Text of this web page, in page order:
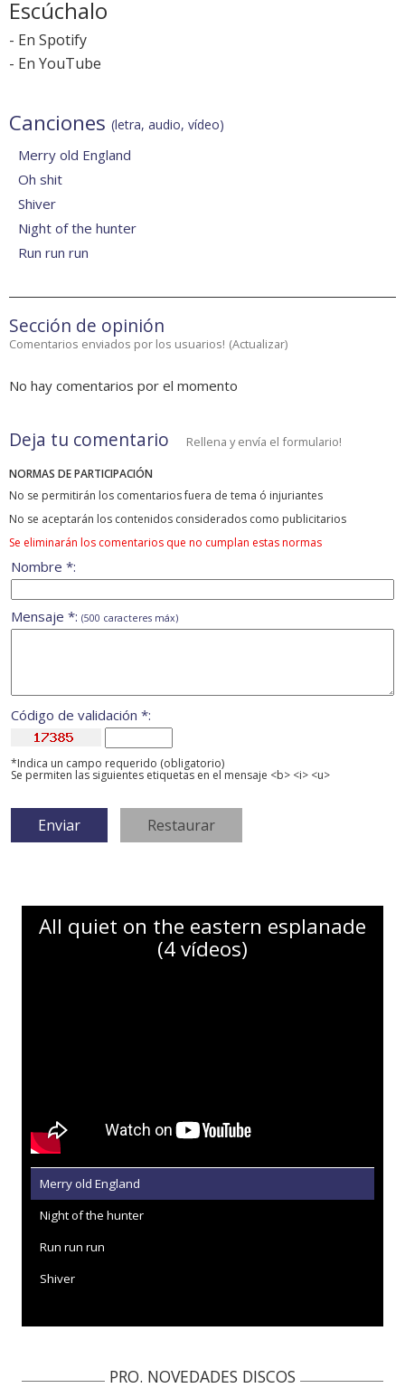
Escúchalo
- En Spotify
- En YouTube
Canciones (letra, audio, vídeo)
Merry old England
Oh shit
Shiver
Night of the hunter
Run run run
Sección de opinión
Comentarios enviados por los usuarios! (Actualizar)
No hay comentarios por el momento
Deja tu comentario Rellena y envía el formulario!
NORMAS DE PARTICIPACIÓN
No se permitirán los comentarios fuera de tema ó injuriantes
No se aceptarán los contenidos considerados como publicitarios
Se eliminarán los comentarios que no cumplan estas normas
Nombre *:
Mensaje *: (500 caracteres máx)
Código de validación *:
*Indica un campo requerido (obligatorio)
Se permiten las siguientes etiquetas en el mensaje <b> <i> <u>
All quiet on the eastern esplanade
(4 vídeos)
Merry old England
Night of the hunter
Run run run
Shiver
PRO. NOVEDADES DISCOS